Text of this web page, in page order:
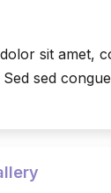
sit amet,
sed